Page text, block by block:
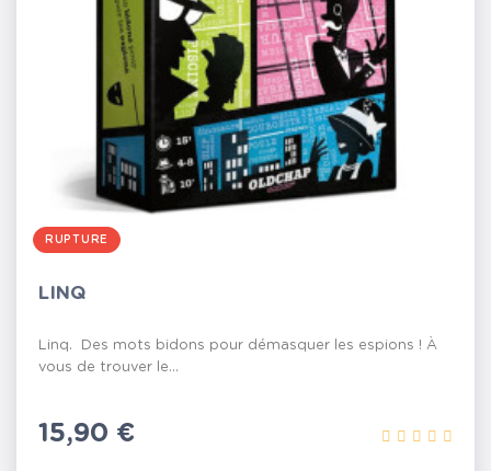
RUPTURE
LINQ
Linq. Des mots bidons pour démasquer les espions ! À
vous de trouver le...
Prix
15,90 €